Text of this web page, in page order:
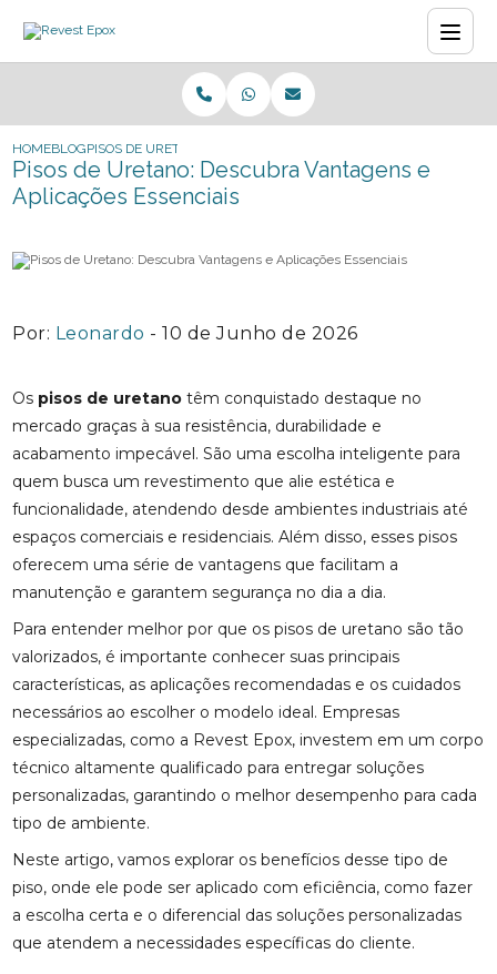
HOMEBLOGPISOS DE URETANO: DESCUBRA VANTAGENS E APLICAÇÕES
Pisos de Uretano: Descubra Vantagens e
Aplicações Essenciais
Por: Leonardo - 10 de Junho de 2026
Os pisos de uretano têm conquistado destaque no
mercado graças à sua resistência, durabilidade e
acabamento impecável. São uma escolha inteligente para
quem busca um revestimento que alie estética e
funcionalidade, atendendo desde ambientes industriais até
espaços comerciais e residenciais. Além disso, esses pisos
oferecem uma série de vantagens que facilitam a
manutenção e garantem segurança no dia a dia.
Para entender melhor por que os pisos de uretano são tão
valorizados, é importante conhecer suas principais
características, as aplicações recomendadas e os cuidados
necessários ao escolher o modelo ideal. Empresas
especializadas, como a Revest Epox, investem em um corpo
técnico altamente qualificado para entregar soluções
personalizadas, garantindo o melhor desempenho para cada
tipo de ambiente.
Neste artigo, vamos explorar os benefícios desse tipo de
piso, onde ele pode ser aplicado com eficiência, como fazer
a escolha certa e o diferencial das soluções personalizadas
que atendem a necessidades específicas do cliente.